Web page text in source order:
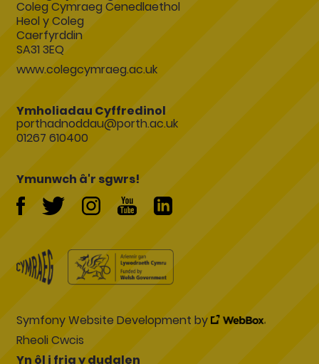
Coleg Cymraeg Cenedlaethol
Heol y Coleg
Caerfyrddin
SA31 3EQ
www.colegcymraeg.ac.uk
Ymholiadau Cyffredinol
porthadnoddau@porth.ac.uk
01267 610400
Ymunwch â'r sgwrs!
Symfony Website Development by
Rheoli Cwcis
Yn ôl i frig y dudalen